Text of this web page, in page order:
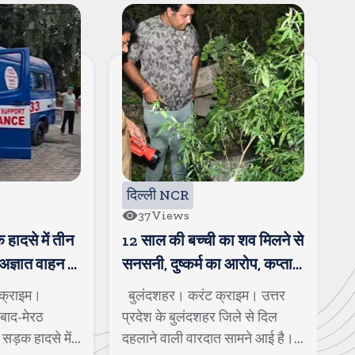
शव मिलने से
कप्तान
भाषा मेंउत्तर
से दिल
सामने आई है।
दिल्ली NCR
85Views
हापुड की चेयरपर्सन और पति
भाजपा में शामिल, चेयरपर्सन के
पति पर कई गंभीर आरोप भी लगे
हापुड। करंट क्राइम। बहुजन
समाज पार्टी से निष्कासित होने के बाद
नगर पालिका परिषद हापुड़ की चेयर...